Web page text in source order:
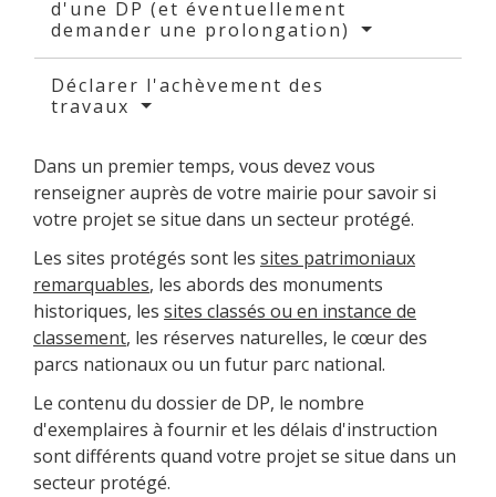
d'une DP (et éventuellement
demander une prolongation)
Déclarer l'achèvement des
travaux
Dans un premier temps, vous devez vous
renseigner auprès de votre mairie pour savoir si
votre projet se situe dans un secteur protégé.
Les sites protégés sont les sites patrimoniaux
remarquables, les abords des monuments
historiques, les sites classés ou en instance de
classement, les réserves naturelles, le cœur des
parcs nationaux ou un futur parc national.
Le contenu du dossier de DP, le nombre
d'exemplaires à fournir et les délais d'instruction
sont différents quand votre projet se situe dans un
secteur protégé.